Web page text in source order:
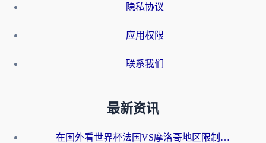
隐私协议
应用权限
联系我们
最新资讯
在国外看世界杯法国VS摩洛哥地区限制？这篇指南让你流畅看中文解说无压力